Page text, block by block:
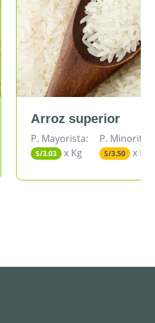
P. Minorita:
S/3.50 x Kg
Más
información